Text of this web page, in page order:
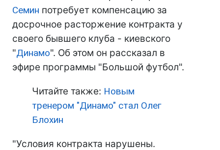
Семин потребует компенсацию за
досрочное расторжение контракта у
своего бывшего клуба - киевского
"Динамо". Об этом он рассказал в
эфире программы "Большой футбол".
Читайте также: Новым
тренером "Динамо" стал Олег
Блохин
"Условия контракта нарушены.